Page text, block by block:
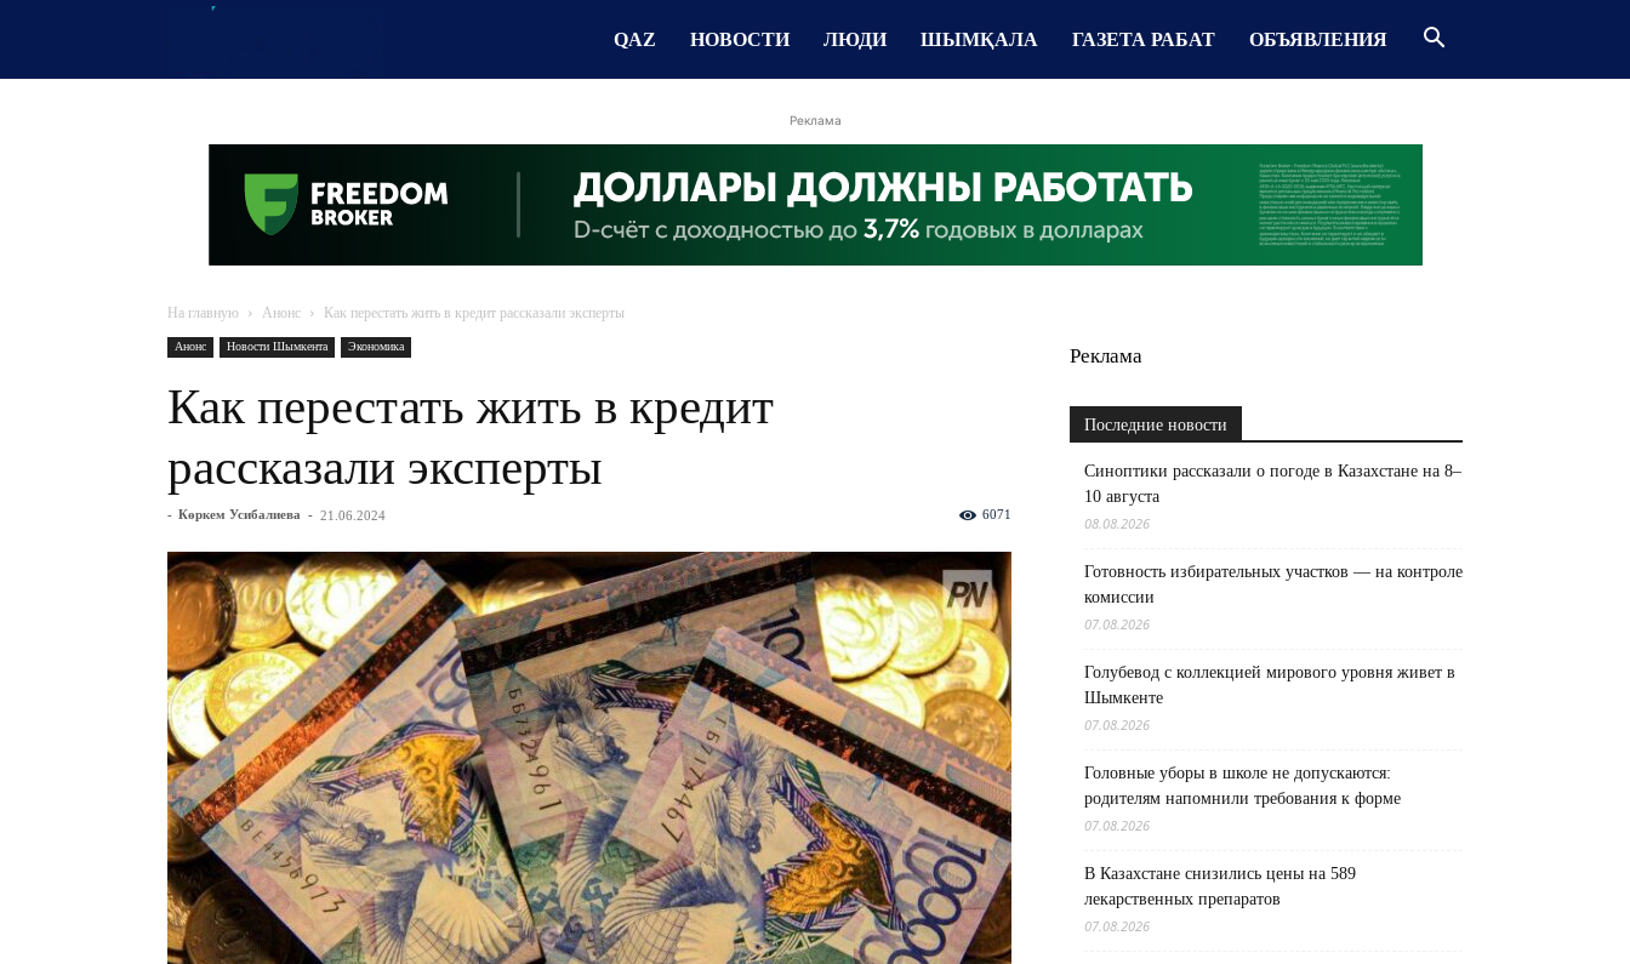
QAZ НОВОСТИ ЛЮДИ ШЫМҚАЛА ГАЗЕТА РАБАТ ОБЪЯВЛЕНИЯ
Реклама
На главную Анонс Как перестать жить в кредит рассказали эксперты
Анонс Новости Шымкента Экономика
Как перестать жить в кредит
рассказали эксперты
- Көркем Усибалиева - 21.06.2024 6071
Реклама
Последние новости
Синоптики рассказали о погоде в Казахстане на 8–
10 августа
08.08.2026
Готовность избирательных участков — на контроле
комиссии
07.08.2026
Голубевод с коллекцией мирового уровня живет в
Шымкенте
07.08.2026
Головные уборы в школе не допускаются:
родителям напомнили требования к форме
07.08.2026
В Казахстане снизились цены на 589
лекарственных препаратов
07.08.2026